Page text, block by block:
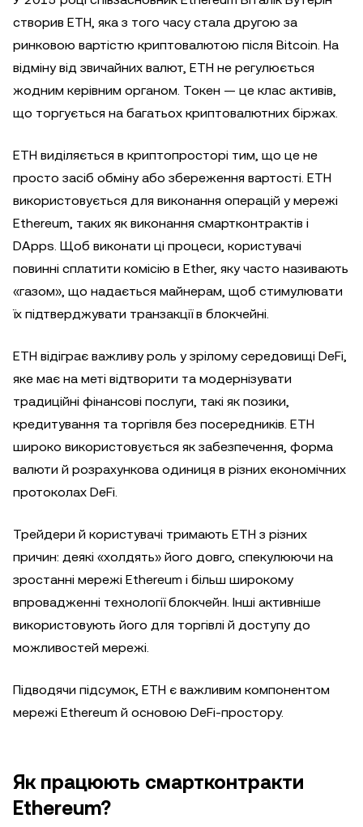
створив ETH, яка з того часу стала другою за
ринковою вартістю криптовалютою після Bitcoin. На
відміну від звичайних валют, ETH не регулюється
жодним керівним органом. Токен — це клас активів,
що торгується на багатьох криптовалютних біржах.
ETH виділяється в криптопросторі тим, що це не
просто засіб обміну або збереження вартості. ETH
використовується для виконання операцій у мережі
Ethereum, таких як виконання смартконтрактів і
DApps. Щоб виконати ці процеси, користувачі
повинні сплатити комісію в Ether, яку часто називають
«газом», що надається майнерам, щоб стимулювати
їх підтверджувати транзакції в блокчейні.
ETH відіграє важливу роль у зрілому середовищі DeFi,
яке має на меті відтворити та модернізувати
традиційні фінансові послуги, такі як позики,
кредитування та торгівля без посередників. ETH
широко використовується як забезпечення, форма
валюти й розрахункова одиниця в різних економічних
протоколах DeFi.
Трейдери й користувачі тримають ETH з різних
причин: деякі «холдять» його довго, спекулюючи на
зростанні мережі Ethereum і більш широкому
впровадженні технології блокчейн. Інші активніше
використовують його для торгівлі й доступу до
можливостей мережі.
Підводячи підсумок, ETH є важливим компонентом
мережі Ethereum й основою DeFi-простору.
Як працюють смартконтракти
Ethereum?